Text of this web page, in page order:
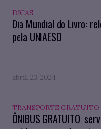
DICAS
Dia Mundial do Livro:
pela UNIAESO
abril. 23, 2024
TRANSPORTE GRATUITO
ÔNIBUS GRATUITO: